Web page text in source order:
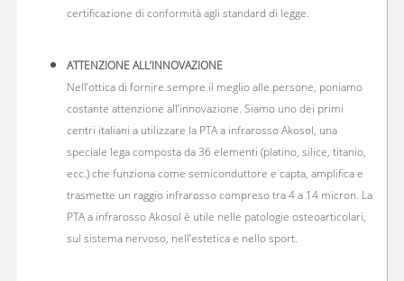
certificazione di conformità agli standard di legge.
ATTENZIONE ALL’INNOVAZIONE
Nell’ottica di fornire sempre il meglio alle persone, poniamo
costante attenzione all’innovazione. Siamo uno dei primi
centri italiani a utilizzare la PTA a infrarosso Akosol, una
speciale lega composta da 36 elementi (platino, silice, titanio,
ecc.) che funziona come semiconduttore e capta, amplifica e
trasmette un raggio infrarosso compreso tra 4 a 14 micron. La
PTA a infrarosso Akosol è utile nelle patologie osteoarticolari,
sul sistema nervoso, nell’estetica e nello sport.